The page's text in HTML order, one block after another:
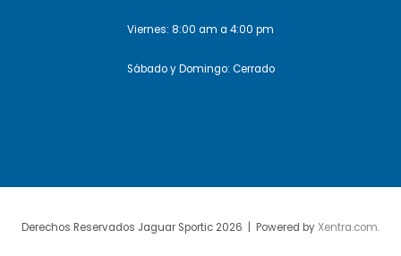
Viernes: 8:00 am a 4:00 pm
Sábado y Domingo: Cerrado
Derechos Reservados Jaguar Sportic 2026 | Powered byXentra.com.